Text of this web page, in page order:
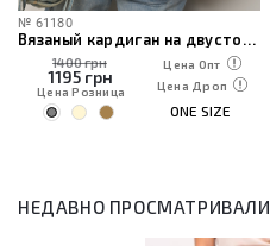
№ 61180
Вязаный кардиган на двусторонней молнии
1400 грн
1195грн
Цена Розница
Цена Опт
Цена Дроп
ONE SIZE
НЕДАВНО ПРОСМАТРИВАЛИ